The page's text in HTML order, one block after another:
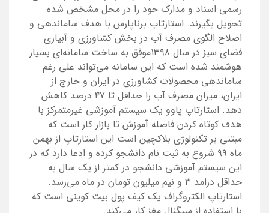
رسمی اسناد و مدارک خود را در محل مشخص شده
تحویل بگیرند. استارتاپ برناپارس با هدف ساماندهی و
اصلاح الگوی مصرف آب در بخش کشاورزی و آبیاری
فضای سبز در سال ۱۳۹۸موفق به ساخت سامانه‌ای بسیار
هوشمند شده است که این سامانه می‌تواند علی رغم
ساماندهی محصولات کشاورزی در ایران و خارج از
ایران، میزان مصرف آب را حداقل تا ۴۷ درصد کاهش
دهد. استارتاپ پاوو یک سیستم آموزشی غیرمتمرکز با
هدف کوتاه کردن فاصله آموزش تا بازار کار است که
مبتنی بر تکنولوژی بلاکچین است این استارتاپ از بهمن
ماه ۹۹ شروع به ثبت نام دانشجو کرده و ادعا دارد که در
این سیستم آموزشی دانشجو در کمتر از یک سال به
حداقل درامد ۳ و نیم میلیون تومان در ماه می‌رسد.
استارتاپ الکتروگراف یک کیف پول بیت کوینی است که